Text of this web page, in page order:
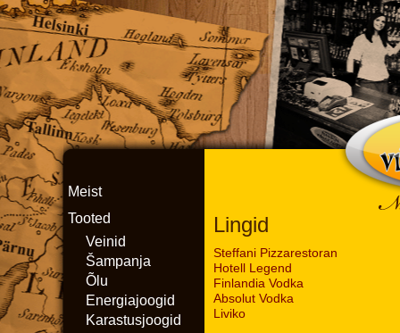
Meist
Tooted
Veinid
Šampanja
Õlu
Energiajoogid
Karastusjoogid
Lingid
Steffani Pizzarestoran
Hotell Legend
Finlandia Vodka
Absolut Vodka
Liviko